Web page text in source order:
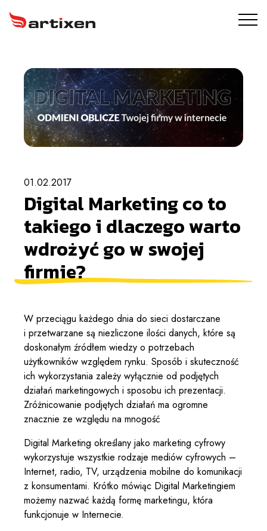
ARTIXEN PROTECT
PORTFOLIO
KONTAKT
01.02.2017
Digital Marketing co to
takiego i dlaczego warto
wdrożyć go w swojej
firmie?
W przeciągu każdego dnia do sieci dostarczane
i przetwarzane są niezliczone ilości danych, które są
doskonałym źródłem wiedzy o potrzebach
użytkowników względem rynku. Sposób i skuteczność
ich wykorzystania zależy wyłącznie od podjętych
działań marketingowych i sposobu ich prezentacji.
Zróżnicowanie podjętych działań ma ogromne
znacznie ze względu na mnogość
Digital Marketing określany jako marketing cyfrowy
wykorzystuje wszystkie rodzaje mediów cyfrowych –
Internet, radio, TV, urządzenia mobilne do komunikacji
z konsumentami. Krótko mówiąc Digital Marketingiem
możemy nazwać każdą formę marketingu, która
funkcjonuje w Internecie.